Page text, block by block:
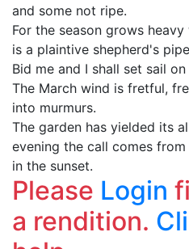
and some not ripe.
For the season grows
is a plaintive shepherd's
Bid me and I shall set sail
The March wind is fretful,
into murmurs.
The garden has yielded its
evening the call comes
in the sunset.
Please Login
a rendition.